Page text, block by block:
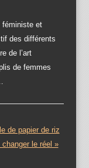
féministe et
des différents
de l’art
de femmes
de papier de riz
le réel »